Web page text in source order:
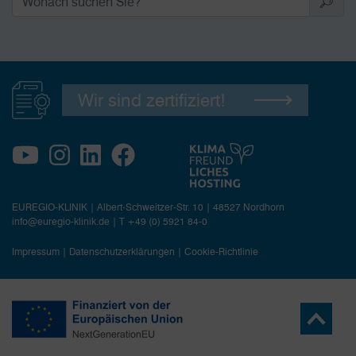
Wir sind zertifiziert!
EUREGIO-KLINIK | Albert-Schweitzer-Str. 10 | 48527 Nordhorn
info@euregio-klinik.de | T +49 (0) 5921 84-0
Impressum | Datenschutzerklärungen | Cookie-Richtlinie